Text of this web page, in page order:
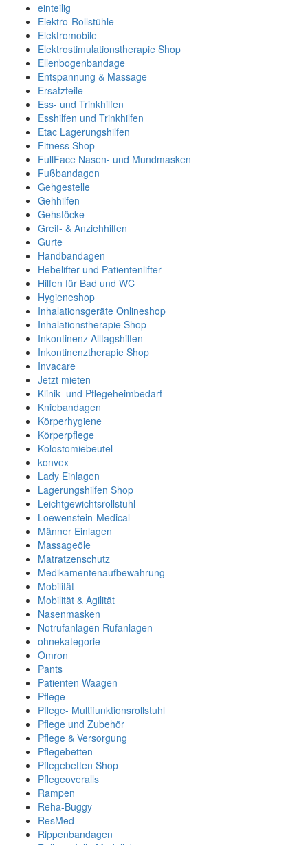
einteilig
Elektro-Rollstühle
Elektromobile
Elektrostimulationstherapie Shop
Ellenbogenbandage
Entspannung & Massage
Ersatzteile
Ess- und Trinkhilfen
Esshilfen und Trinkhilfen
Etac Lagerungshilfen
Fitness Shop
FullFace Nasen- und Mundmasken
Fußbandagen
Gehgestelle
Gehhilfen
Gehstöcke
Greif- & Anziehhilfen
Gurte
Handbandagen
Hebelifter und Patientenlifter
Hilfen für Bad und WC
Hygieneshop
Inhalationsgeräte Onlineshop
Inhalationstherapie Shop
Inkontinenz Alltagshilfen
Inkontinenztherapie Shop
Invacare
Jetzt mieten
Klinik- und Pflegeheimbedarf
Kniebandagen
Körperhygiene
Körperpflege
Kolostomiebeutel
konvex
Lady Einlagen
Lagerungshilfen Shop
Leichtgewichtsrollstuhl
Loewenstein-Medical
Männer Einlagen
Massageöle
Matratzenschutz
Medikamentenaufbewahrung
Mobilität
Mobilität & Agilität
Nasenmasken
Notrufanlagen Rufanlagen
ohnekategorie
Omron
Pants
Patienten Waagen
Pflege
Pflege- Multifunktionsrollstuhl
Pflege und Zubehör
Pflege & Versorgung
Pflegebetten
Pflegebetten Shop
Pflegeoveralls
Rampen
Reha-Buggy
ResMed
Rippenbandagen